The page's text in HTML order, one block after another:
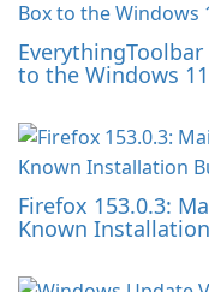
EverythingToolbar
to the Windows
Firefox 153.0.3:
Known